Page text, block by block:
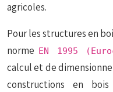
agricoles.
Pour les structures en
norme EN 1995
calcul et de
constructions en